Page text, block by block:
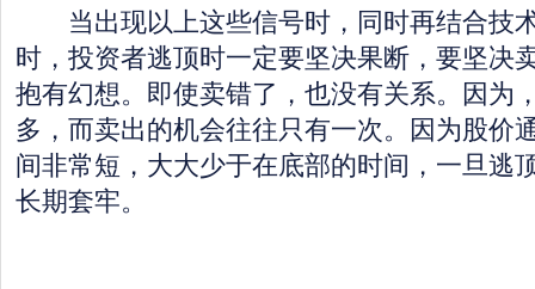
当出现以上这些信号时，同时再结合技
时，投资者逃顶时一定要坚决果断，要坚决
抱有幻想。即使卖错了，也没有关系。因为
多，而卖出的机会往往只有一次。因为股价
间非常短，大大少于在底部的时间，一旦逃
长期套牢。